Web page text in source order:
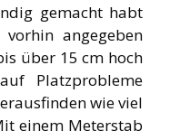
gemacht habt
angegeben
über 15 cm hoch
Platzprobleme
wie viel
einem Meterstab